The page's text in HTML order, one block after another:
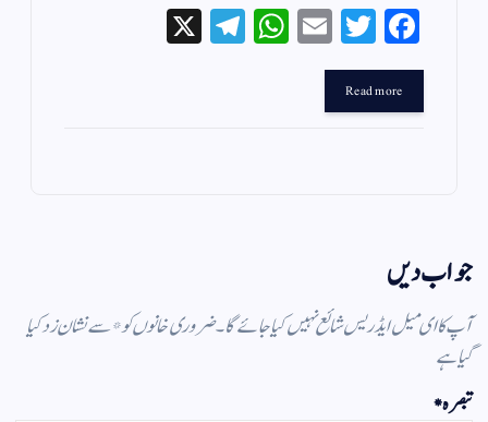
Fa
ce
bo
ok
T
wi
r
E
W
Te
Read more
جواب دیں
آپ کا ای میل ایڈریس شائع نہیں کیا جائے گا۔ضروری خانوں کو*سے نشان زد کیا
گیا ہے
تبصرہ*